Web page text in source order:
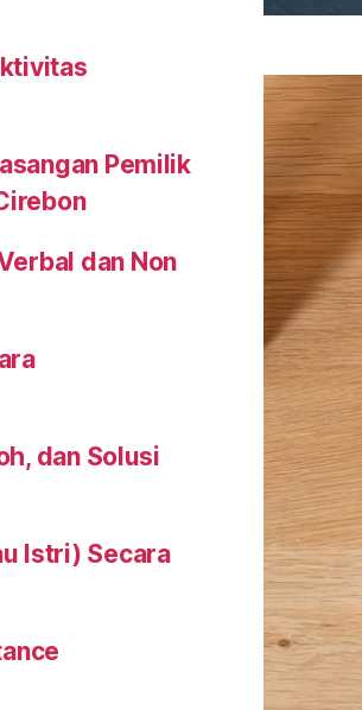
Pemilik
dan Non
dan Solusi
Istri) Secara